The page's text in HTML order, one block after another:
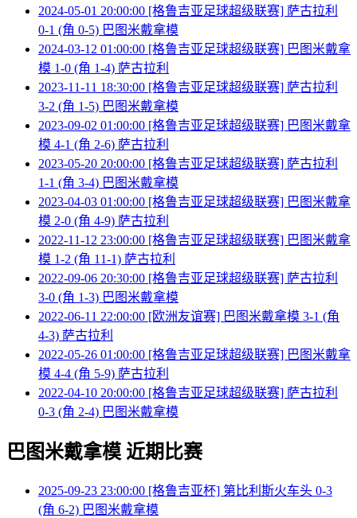
2024-05-01 20:00:00 [格鲁吉亚足球超级联赛] 萨古拉利
0-1 (角 0-5) 巴图米戴拿模
2024-03-12 01:00:00 [格鲁吉亚足球超级联赛] 巴图米戴拿
模 1-0 (角 1-4) 萨古拉利
2023-11-11 18:30:00 [格鲁吉亚足球超级联赛] 萨古拉利
3-2 (角 1-5) 巴图米戴拿模
2023-09-02 01:00:00 [格鲁吉亚足球超级联赛] 巴图米戴拿
模 4-1 (角 2-6) 萨古拉利
2023-05-20 20:00:00 [格鲁吉亚足球超级联赛] 萨古拉利
1-1 (角 3-4) 巴图米戴拿模
2023-04-03 01:00:00 [格鲁吉亚足球超级联赛] 巴图米戴拿
模 2-0 (角 4-9) 萨古拉利
2022-11-12 23:00:00 [格鲁吉亚足球超级联赛] 巴图米戴拿
模 1-2 (角 11-1) 萨古拉利
2022-09-06 20:30:00 [格鲁吉亚足球超级联赛] 萨古拉利
3-0 (角 1-3) 巴图米戴拿模
2022-06-11 22:00:00 [欧洲友谊赛] 巴图米戴拿模 3-1 (角
4-3) 萨古拉利
2022-05-26 01:00:00 [格鲁吉亚足球超级联赛] 巴图米戴拿
模 4-4 (角 5-9) 萨古拉利
2022-04-10 20:00:00 [格鲁吉亚足球超级联赛] 萨古拉利
0-3 (角 2-4) 巴图米戴拿模
巴图米戴拿模 近期比赛
2025-09-23 23:00:00 [格鲁吉亚杯] 第比利斯火车头 0-3
(角 6-2) 巴图米戴拿模